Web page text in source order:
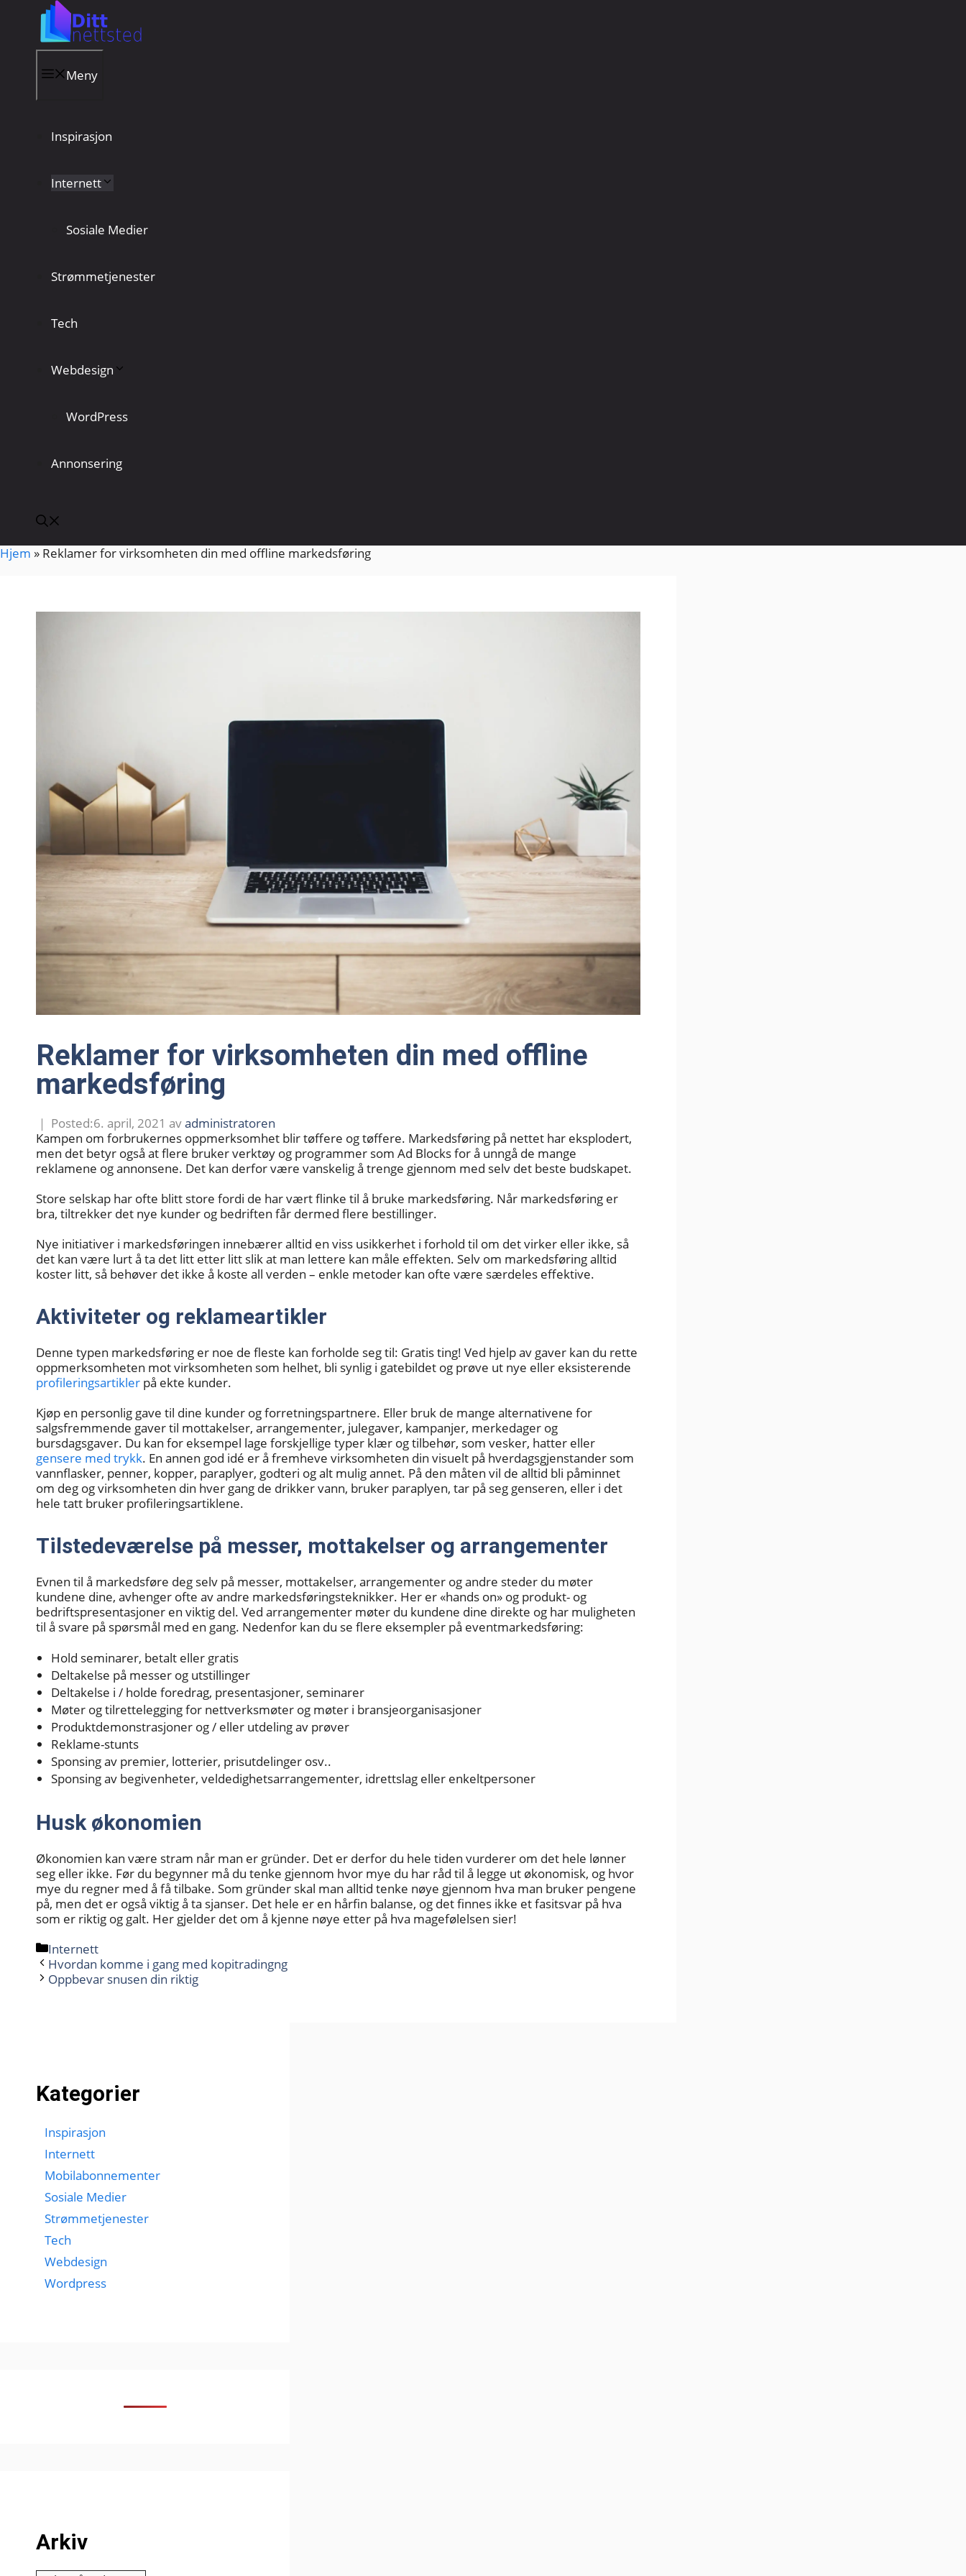
innhold
Meny
Inspirasjon
Internett
Sosiale Medier
Strømmetjenester
Tech
Webdesign
WordPress
Annonsering
Hjem » Reklamer for virksomheten din med offline markedsføring
Reklamer for virksomheten din med offline
markedsføring
6. april, 2021 avadministratoren
Kampen om forbrukernes oppmerksomhet blir tøffere og tøffere. Markedsføring på nettet har eksplodert,
men det betyr også at flere bruker verktøy og programmer som Ad Blocks for å unngå de mange
reklamene og annonsene. Det kan derfor være vanskelig å trenge gjennom med selv det beste budskapet.
Store selskap har ofte blitt store fordi de har vært flinke til å bruke markedsføring. Når markedsføring er
bra, tiltrekker det nye kunder og bedriften får dermed flere bestillinger.
Nye initiativer i markedsføringen innebærer alltid en viss usikkerhet i forhold til om det virker eller ikke, så
det kan være lurt å ta det litt etter litt slik at man lettere kan måle effekten. Selv om markedsføring alltid
koster litt, så behøver det ikke å koste all verden – enkle metoder kan ofte være særdeles effektive.
Aktiviteter og reklameartikler
Denne typen markedsføring er noe de fleste kan forholde seg til: Gratis ting! Ved hjelp av gaver kan du rette
oppmerksomheten mot virksomheten som helhet, bli synlig i gatebildet og prøve ut nye eller eksisterende
profileringsartikler på ekte kunder.
Kjøp en personlig gave til dine kunder og forretningspartnere. Eller bruk de mange alternativene for
salgsfremmende gaver til mottakelser, arrangementer, julegaver, kampanjer, merkedager og
bursdagsgaver. Du kan for eksempel lage forskjellige typer klær og tilbehør, som vesker, hatter eller
gensere med trykk. En annen god idé er å fremheve virksomheten din visuelt på hverdagsgjenstander som
vannflasker, penner, kopper, paraplyer, godteri og alt mulig annet. På den måten vil de alltid bli påminnet
om deg og virksomheten din hver gang de drikker vann, bruker paraplyen, tar på seg genseren, eller i det
hele tatt bruker profileringsartiklene.
Tilstedeværelse på messer, mottakelser og arrangementer
Evnen til å markedsføre deg selv på messer, mottakelser, arrangementer og andre steder du møter
kundene dine, avhenger ofte av andre markedsføringsteknikker. Her er «hands on» og produkt- og
bedriftspresentasjoner en viktig del. Ved arrangementer møter du kundene dine direkte og har muligheten
til å svare på spørsmål med en gang. Nedenfor kan du se flere eksempler på eventmarkedsføring:
Hold seminarer, betalt eller gratis
Deltakelse på messer og utstillinger
Deltakelse i / holde foredrag, presentasjoner, seminarer
Møter og tilrettelegging for nettverksmøter og møter i bransjeorganisasjoner
Produktdemonstrasjoner og / eller utdeling av prøver
Reklame-stunts
Sponsing av premier, lotterier, prisutdelinger osv..
Sponsing av begivenheter, veldedighetsarrangementer, idrettslag eller enkeltpersoner
Husk økonomien
Økonomien kan være stram når man er gründer. Det er derfor du hele tiden vurderer om det hele lønner
seg eller ikke. Før du begynner må du tenke gjennom hvor mye du har råd til å legge ut økonomisk, og hvor
mye du regner med å få tilbake. Som gründer skal man alltid tenke nøye gjennom hva man bruker pengene
på, men det er også viktig å ta sjanser. Det hele er en hårfin balanse, og det finnes ikke et fasitsvar på hva
som er riktig og galt. Her gjelder det om å kjenne nøye etter på hva magefølelsen sier!
Kategorier
Internett
Hvordan komme i gang med kopitradingng
Oppbevar snusen din riktig
Kategorier
Inspirasjon
Internett
Mobilabonnementer
Sosiale Medier
Strømmetjenester
Tech
Webdesign
Wordpress
Arkiv